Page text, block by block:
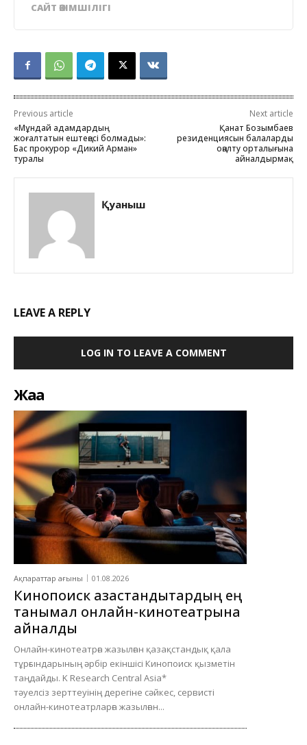
САЙТ ӘКІМШІЛІГІ
Previous article
«Мұндай адамдардың
жоғалтатын ештеңесі болмады»:
Бас прокурор «Дикий Арман»
туралы
Next article
Қанат Бозымбаев
резиденциясын балаларды
оңалту орталығына
айналдырмақ
Қуаныш
LEAVE A REPLY
LOG IN TO LEAVE A COMMENT
Жаңа
Ақпараттар ағыны 01.08.2026
Кинопоиск қазақстандықтардың ең
танымал онлайн-кинотеатрына
айналды
Онлайн-кинотеатрға жазылған қазақстандық қала
тұрғындарының әрбір екіншісі Кинопоиск қызметін
таңдайды. K Research Central Asia*
тәуелсіз зерттеуінің дерегіне сәйкес, сервисті
онлайн-кинотеатрларға жазылған...